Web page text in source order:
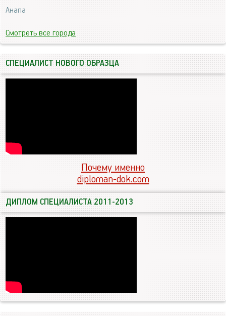
Анапа
Смотреть все города
СПЕЦИАЛИСТ НОВОГО ОБРАЗЦА
Почему именно
diploman-dok.com
ДИПЛОМ СПЕЦИАЛИСТА 2011-2013